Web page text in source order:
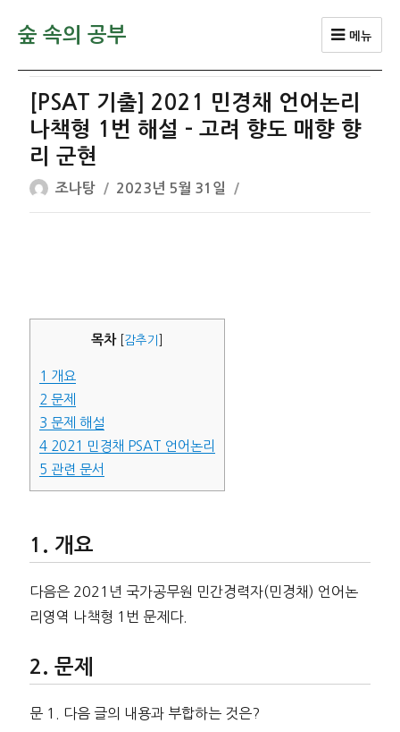
숲 속의 공부 메뉴
[PSAT 기출] 2021 민경채 언어논리
나책형 1번 해설 – 고려 향도 매향 향
리 군현
글
쓴
조나탕
작
성
2023년 5월 31일
목차 감추기
1 개요
2 문제
3 문제 해설
42021 민경채 PSAT 언어논리
5 관련 문서
개요
다음은 2021년 국가공무원 민간경력자(민경채) 언어논
리영역 나책형 1번 문제다.
문제
문 1. 다음 글의 내용과 부합하는 것은?